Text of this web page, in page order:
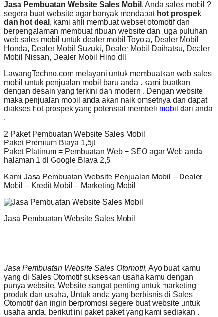
Jasa Pembuatan Website Sales Mobil , Anda sales mobil ?
segera buat website agar banyak mendapat hot prospek
dan hot deal , kami ahli membuat webset otomotif dan
berpengalaman membuat ribuan website dan juga puluhan
web sales mobil untuk dealer mobil Toyota, Dealer Mobil
Honda, Dealer Mobil Suzuki, Dealer Mobil Daihatsu, Dealer
Mobil Nissan, Dealer Mobil Hino dll
LawangTechno.com melayani untuk membuatkan web sales
mobil untuk penjualan mobil baru anda . kami buatkan
dengan desain yang terkini dan modern . Dengan website
maka penjualan mobil anda akan naik omsetnya dan dapat
diakses hot prospek yang potensial membeli mobil dari anda
.
2 Paket Pembuatan Website Sales Mobil
Paket Premium Biaya 1,5jt
Paket Platinum = Pembuatan Web + SEO agar Web anda
halaman 1 di Google Biaya 2,5
Kami Jasa Pembuatan Website Penjualan Mobil – Dealer
Mobil – Kredit Mobil – Marketing Mobil
Jasa Pembuatan Website Sales Mobil
Jasa Pembuatan Website Sales Otomotif, Ayo buat kamu
yang di Sales Otomotif sukseskan usaha kamu dengan
punya website, Website sangat penting untuk marketing
produk dan usaha, Untuk anda yang berbisnis di Sales
Otomotif dan ingin berpromosi segere buat website untuk
usaha anda. berikut ini paket paket yang kami sediakan .